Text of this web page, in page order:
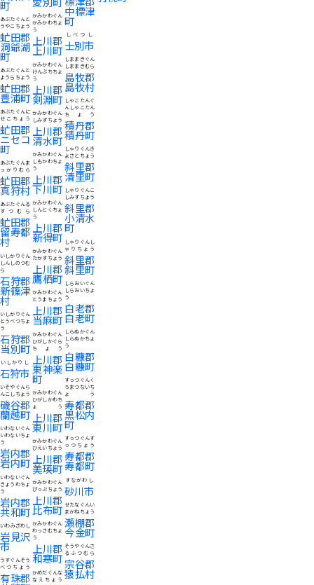
町
虻田郡
洞爺湖
町
あぶたぐんと
うやこちょう
虻田郡
豊浦町
あぶたぐんと
ようらちょう
虻田郡
ニセコ
町
あぶたぐんに
せこちょう
虻田郡
真狩村
あぶたぐんま
っかりむら
虻田郡
留寿都
村
あぶたぐんる
すつむら
石狩郡
新篠津
村
いしかりぐん
しんしのつむ
ら
石狩郡
当別町
いしかりぐん
とうべつちょ
う
石狩市
いしかりし
磯谷郡
蘭越町
いそやぐんら
んこしちょう
岩内郡
岩内町
いわないぐん
いわないちょ
う
岩内郡
共和町
いわないぐん
きょうわちょ
う
岩見沢
市
いわみざわし
有珠郡
うすぐんそう
べつちょう
上川郡
上川町
かみかわぐん
かみかわちょ
う
上川郡
剣淵町
かみかわぐん
けんぶちちょ
う
上川郡
清水町
かみかわぐん
しみずちょう
上川郡
下川町
かみかわぐん
しもかわちょ
う
上川郡
新得町
かみかわぐん
しんとくちょ
う
上川郡
鷹栖町
かみかわぐん
たかすちょう
上川郡
当麻町
かみかわぐん
とうまちょう
上川郡
東神楽
町
かみかわぐん
ひがしかぐら
ちょう
上川郡
東川町
かみかわぐん
ひがしかわち
ょう
上川郡
美瑛町
かみかわぐん
びえいちょう
上川郡
比布町
かみかわぐん
ぴっぷちょう
上川郡
和寒町
かみかわぐん
わっさむちょ
う
かめだぐんな
なえちょう
中標津
町
士別市
しべつし
島牧郡
島牧村
しままきぐん
しままきむら
積丹郡
積丹町
しゃこたんぐ
んしゃこたん
ちょう
斜里郡
清里町
しゃりぐんき
よさとちょう
斜里郡
小清水
町
しゃりぐんこ
しみずちょう
斜里郡
斜里町
しゃりぐんし
ゃりちょう
白老郡
白老町
しらおいぐん
しらおいちょ
う
白糠郡
白糠町
しらぬかぐん
しらぬかちょ
う
寿都郡
黒松内
町
すっつぐんく
ろまつないち
ょう
寿都郡
寿都町
すっつぐんす
っつちょう
砂川市
すながわし
瀬棚郡
今金町
せたなぐんい
まかねちょう
宗谷郡
猿払村
そうやぐんさ
るふつむら